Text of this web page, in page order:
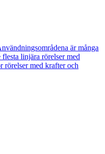
är många
flesta linjära rörelser med
rörelser med krafter och